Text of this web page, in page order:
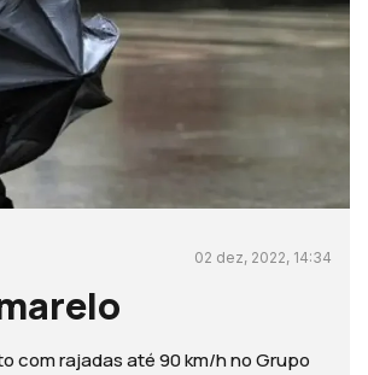
02 dez, 2022, 14:34
com rajadas até 90 km/h no Grupo